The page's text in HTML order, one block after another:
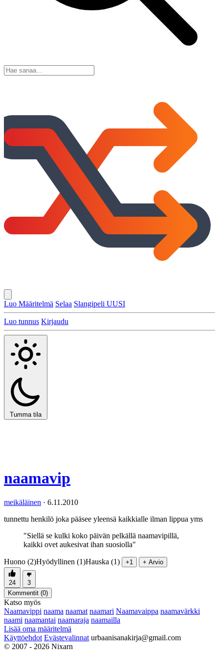
Luo Määritelmä Selaa Slangipeli UUSI
Luo tunnus Kirjaudu
Tumma tila
naamavip
meikäläinen · 6.11.2010
tunnettu henkilö joka pääsee yleensä kaikkialle ilman lippua yms
"Siellä se kulki koko päivän pelkällä naamavipillä,
kaikki ovet aukesivat ihan suosiolla"
Huono (2)Hyödyllinen (1)Hauska (1) +1 + Arvio
24
3
Kommentit (0)
Katso myös
Naamavippi naama naamat naamari Naamavaippa naamavärkki
naami naamantai naamaraja naamailla
Lisää oma määritelmä
Käyttöehdot Evästevalinnat urbaanisanakirja@gmail.com
© 2007 - 2026 Nixarn